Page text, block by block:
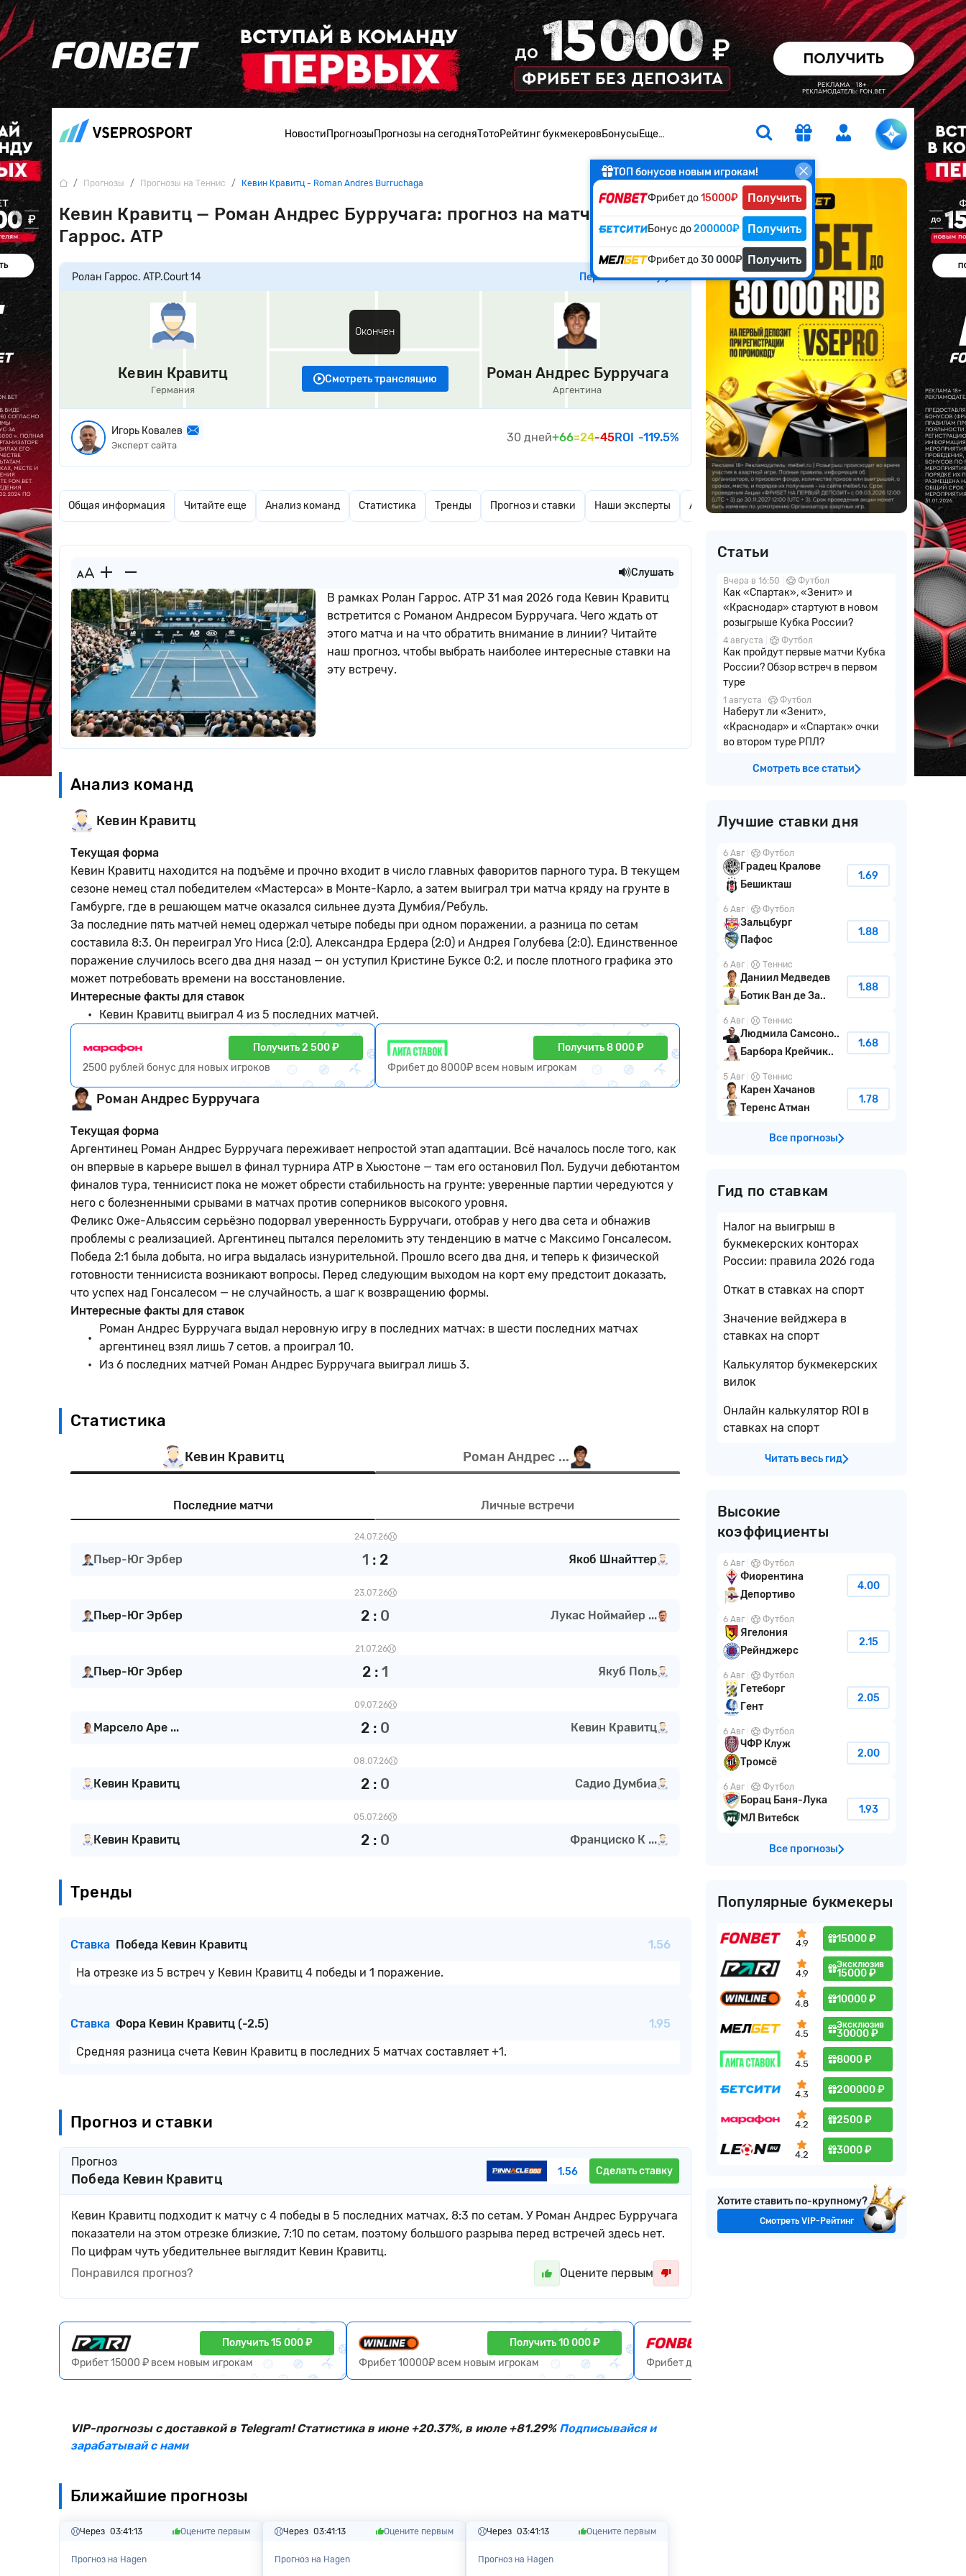
НовостиПрогнозыПрогнозы на сегодняТотоРейтинг букмекеровБонусыЕще…
ТОП бонусов новым игрокам!
Фрибет до15000₽ Получить
Бонус до200000₽ Получить
Фрибет до30 000₽ Получить
Кевин Кравитц — Роман Андрес Бурручага: прогноз на матч Ролан
Гаррос. ATP
Прогнозы Прогнозы на Теннис Кевин Кравитц - Roman Andres Burruchaga
Ролан Гаррос. ATP.Court 14 Перейти к матчу
Кевин Кравитц
Германия
Окончен
Роман Андрес Бурручага
Аргентина
Смотреть трансляцию
Игорь Ковалев
Эксперт сайта
30 дней+66=24-45ROI -119.5%
Общая информация Читайте еще Анализ команд Статистика Тренды Прогноз и ставки Наши эксперты Актуальные новости Комментарии
Слушать
В рамках Ролан Гаррос. ATP 31 мая 2026 года Кевин Кравитц
встретится с Романом Андресом Бурручага. Чего ждать от
этого матча и на что обратить внимание в линии? Читайте
наш прогноз, чтобы выбрать наиболее интересные ставки на
эту встречу.
Анализ команд
Кевин Кравитц
Текущая форма
Кевин Кравитц находится на подъёме и прочно входит в число главных фаворитов парного тура. В текущем
сезоне немец стал победителем «Мастерса» в Монте-Карло, а затем выиграл три матча кряду на грунте в
Гамбурге, где в решающем матче оказался сильнее дуэта Думбия/Ребуль.
За последние пять матчей немец одержал четыре победы при одном поражении, а разница по сетам
составила 8:3. Он переиграл Уго Ниса (2:0), Александра Ердера (2:0) и Андрея Голубева (2:0). Единственное
поражение случилось всего два дня назад — он уступил Кристине Буксе 0:2, и после плотного графика это
может потребовать времени на восстановление.
Интересные факты для ставок
Кевин Кравитц выиграл 4 из 5 последних матчей.
Получить 2 500 ₽
2500 рублей бонус для новых игроков
Получить 8 000 ₽
Фрибет до 8000₽ всем новым игрокам
Роман Андрес Бурручага
Текущая форма
Аргентинец Роман Андрес Бурручага переживает непростой этап адаптации. Всё началось после того, как
он впервые в карьере вышел в финал турнира ATP в Хьюстоне — там его остановил Пол. Будучи дебютантом
финалов тура, теннисист пока не может обрести стабильность на грунте: уверенные партии чередуются у
него с болезненными срывами в матчах против соперников высокого уровня.
Феликс Оже-Альяссим серьёзно подорвал уверенность Бурручаги, отобрав у него два сета и обнажив
проблемы с реализацией. Аргентинец пытался переломить эту тенденцию в матче с Максимо Гонсалесом.
Победа 2:1 была добыта, но игра выдалась изнурительной. Прошло всего два дня, и теперь к физической
готовности теннисиста возникают вопросы. Перед следующим выходом на корт ему предстоит доказать,
что успех над Гонсалесом — не случайность, а шаг к возвращению формы.
Интересные факты для ставок
Роман Андрес Бурручага выдал неровную игру в последних матчах: в шести последних матчах
аргентинец взял лишь 7 сетов, а проиграл 10.
Из 6 последних матчей Роман Андрес Бурручага выиграл лишь 3.
Статистика
Кевин Кравитц Роман Андрес ...
Последние матчи Личные встречи
24.07.26
Пьер-Юг Эрбер 1 : 2 Якоб Шнайттер
23.07.26
Пьер-Юг Эрбер 2 : 0 Лукас Ноймайер ...
21.07.26
Пьер-Юг Эрбер 2 : 1 Якуб Поль
09.07.26
Марсело Аре ... 2 : 0 Кевин Кравитц
08.07.26
Кевин Кравитц 2 : 0 Садио Думбиа
05.07.26
Кевин Кравитц 2 : 0 Франциско К ...
Тренды
Ставка Победа Кевин Кравитц 1.56
На отрезке из 5 встреч у Кевин Кравитц 4 победы и 1 поражение.
Ставка Фора Кевин Кравитц (-2.5) 1.95
Средняя разница счета Кевин Кравитц в последних 5 матчах составляет +1.
Прогноз и ставки
Прогноз
Победа Кевин Кравитц 1.56 Сделать ставку
Кевин Кравитц подходит к матчу с 4 победы в 5 последних матчах, 8:3 по сетам. У Роман Андрес Бурручага
показатели на этом отрезке близкие, 7:10 по сетам, поэтому большого разрыва перед встречей здесь нет.
По цифрам чуть убедительнее выглядит Кевин Кравитц.
Понравился прогноз?
Оцените первым
Получить 15 000 ₽
Фрибет 15000 ₽ всем новым игрокам
Получить 10 000 ₽
Фрибет 10000₽ всем новым игрокам
Фрибет до 15000₽ всем новым клиентам
VIP-прогнозы с доставкой в Telegram! Статистика в июне +20.37%, в июле +81.29% Подписывайся и
зарабатывай с нами
Ближайшие прогнозы
Через 03:41:12 Оцените первым
Прогноз на Hagen
Через 03:41:12 Оцените первым
Прогноз на Hagen
Через 03:41:12 Оцените первым
Прогноз на Hagen
Статьи
Вчера в 16:50 Футбол
Как «Спартак», «Зенит» и
«Краснодар» стартуют в новом
розыгрыше Кубка России?
4 августа Футбол
Как пройдут первые матчи Кубка
России? Обзор встреч в первом
туре
1 августа Футбол
Наберут ли «Зенит»,
«Краснодар» и «Спартак» очки
во втором туре РПЛ?
Смотреть все статьи
Лучшие ставки дня
6 Авг Футбол
Градец Кралове
Бешикташ
1.69
6 Авг Футбол
Зальцбург
Пафос
1.88
6 Авг Теннис
Даниил Медведев
Ботик Ван де За..
1.88
6 Авг Теннис
Людмила Самсоно..
Барбора Крейчик..
1.68
5 Авг Теннис
Карен Хачанов
Теренс Атман
1.78
Все прогнозы
Гид по ставкам
Налог на выигрыш в
букмекерских конторах
России: правила 2026 года
Откат в ставках на спорт
Значение вейджера в
ставках на спорт
Калькулятор букмекерских
вилок
Онлайн калькулятор ROI в
ставках на спорт
Читать весь гид
Высокие
коэффициенты
6 Авг Футбол
Фиорентина
Депортиво
4.00
6 Авг Футбол
Ягелония
Рейнджерс
2.15
6 Авг Футбол
Гетеборг
Гент
2.05
6 Авг Футбол
ЧФР Клуж
Тромсё
2.00
6 Авг Футбол
Борац Баня-Лука
МЛ Витебск
1.93
Все прогнозы
Популярные букмекеры
4.9 15000 ₽
4.9
Эксклюзив
15000 ₽
4.8 10000 ₽
4.5
Эксклюзив
30000 ₽
4.5 8000 ₽
4.3 200000 ₽
4.2 2500 ₽
4.2 3000 ₽
Хотите ставить по-крупному?
Смотреть VIP-Рейтинг